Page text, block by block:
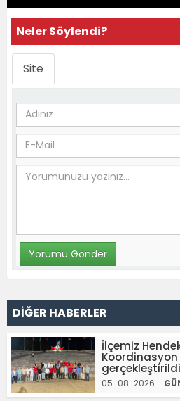
Neler Söylendi?
Site
DİĞER HABERLER
İlçemiz
Koordinasyon
gerçekleştirildi
05-08-2026 -